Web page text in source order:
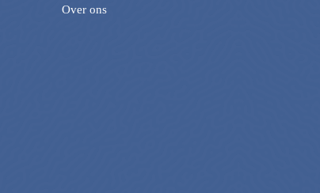
Over ons